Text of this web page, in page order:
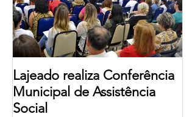
Lajeado realiza Conferência
Municipal de Assistência
Social